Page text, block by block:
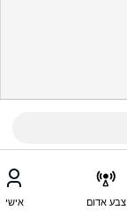
צבע אדום אישי